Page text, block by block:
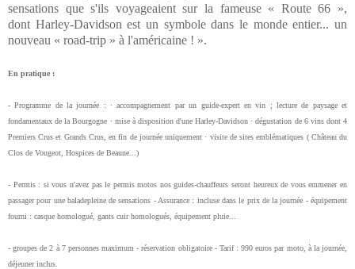
sensations que s'ils voyageaient sur la fameuse « Route 66 »,
dont Harley-Davidson est un symbole dans le monde entier... un
nouveau « road-trip » à l'américaine ! ».
En pratique :
- Programme de la journée : · accompagnement par un guide-expert en vin ; lecture de paysage et
fondamentaux de laBourgogne · mise à disposition d'une Harley-Davidson · dégustation de 6 vins dont 4
Premiers Crus et Grands Crus, en fin de journée uniquement · visite de sites emblématiques ( Château du
Clos de Vougeot, Hospices de Beaune...)
- Permis : si vous n'avez pas le permis motos nos guides-chauffeurs seront heureux de vous emmener en
passager pour une baladepleine de sensations - Assurance : incluse dans le prix de la journée - équipement
fourni : casque homologué, gants cuir homologués, équipement pluie...
- groupes de 2 à 7 personnes maximum - réservation obligatoire - Tarif : 990 euros par moto, à la journée,
déjeuner inclus.